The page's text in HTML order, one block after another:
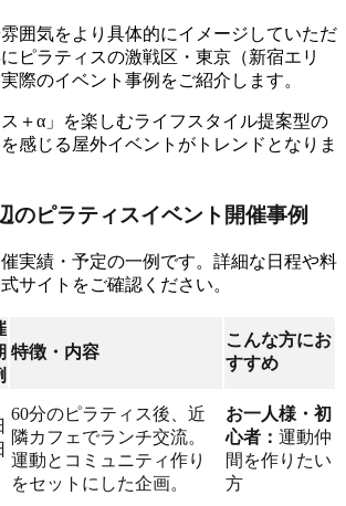
囲気をより具体的にイメージしていただ
ピラティスの激戦区・東京（新宿エリ
際のイベント事例をご紹介します。
＋α」を楽しむライフスタイル提案型の
感じる屋外イベントがトレンドとなりま
のピラティスイベント開催事例
実績・予定の一例です。詳細な日程や料
サイトをご確認ください。
特徴・内容
こんな方にお
すすめ
60分のピラティス後、近
隣カフェでランチ交流。
運動とコミュニティ作り
をセットにした企画。
お一人様・初
心者： 運動仲
間を作りたい
方